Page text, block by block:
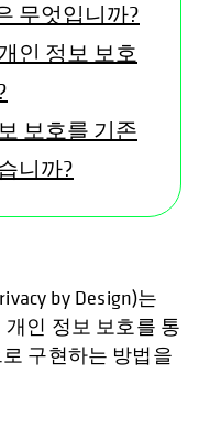
무엇입니까?
인 정보 보호
보호를 기존
니까?
by Design)는
인 정보 보호를 통
구현하는 방법을